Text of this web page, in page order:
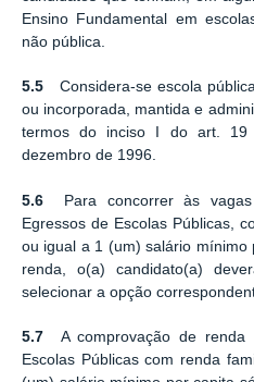
Ensino Fundamental em
não pública.
5.5 Considera-se escola
ou incorporada, mantida e
termos do inciso I do art.
dezembro de 1996.
5.6
Para concorrer às
Egressos de Escolas Públicas,
ou igual a 1 (um) salário
renda, o(a) candidato(a)
selecionar a opção
5.7 A comprovação de
Escolas Públicas com renda